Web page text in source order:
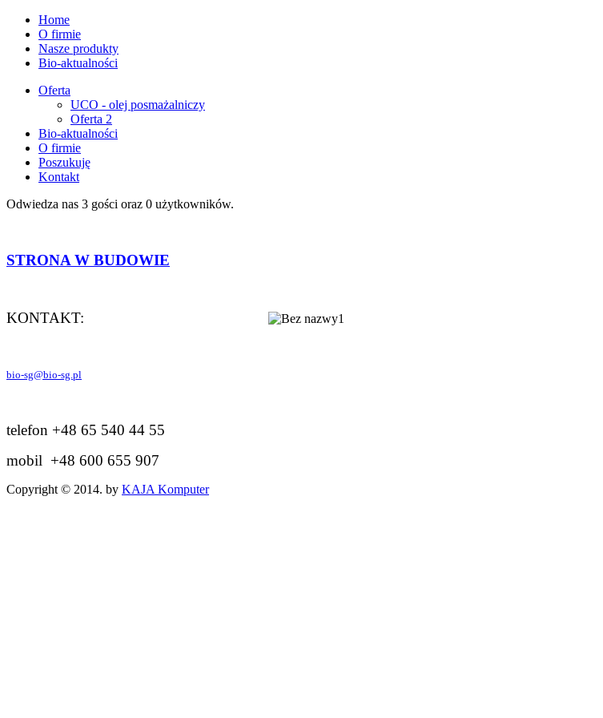
Home
O firmie
Nasze produkty
Bio-aktualności
Oferta
UCO - olej posmażalniczy
Oferta 2
Bio-aktualności
O firmie
Poszukuję
Kontakt
Odwiedza nas 3 gości oraz 0 użytkowników.
STRONA W BUDOWIE
KONTAKT:
bio-sg@bio-sg.pl
telefon +48 65 540 44 55
mobil +48 600 655 907
Copyright © 2014. by KAJA Komputer